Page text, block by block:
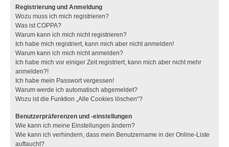
Registrierung und Anmeldung
Wozu muss ich mich registrieren?
Was ist COPPA?
Warum kann ich mich nicht registrieren?
Ich habe mich registriert, kann mich aber nicht anmelden!
Warum kann ich mich nicht anmelden?
Ich habe mich vor einiger Zeit registriert, kann mich aber nicht mehr
anmelden?!
Ich habe mein Passwort vergessen!
Warum werde ich automatisch abgemeldet?
Wozu ist die Funktion „Alle Cookies löschen“?
Benutzerpräferenzen und -einstellungen
Wie kann ich meine Einstellungen ändern?
Wie kann ich verhindern, dass mein Benutzername in der Online-Liste
auftaucht?